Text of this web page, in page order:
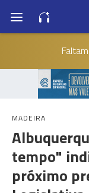
Faltam
MADEIRA
tempo"
próximo